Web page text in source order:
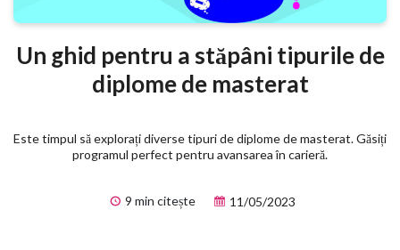
Un ghid pentru a stăpâni tipurile de
diplome de masterat
Este timpul să explorați diverse tipuri de diplome de masterat. Găsiți
programul perfect pentru avansarea în carieră.
9 min citește 11/05/2023